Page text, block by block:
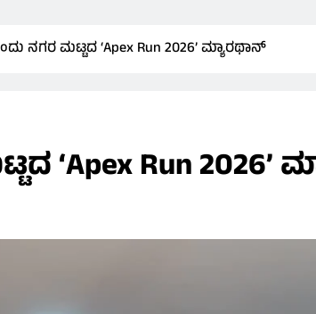
ನಗರ ಮಟ್ಟದ ‘Apex Run 2026’ ಮ್ಯಾರಥಾನ್
‘Apex Run 2026’